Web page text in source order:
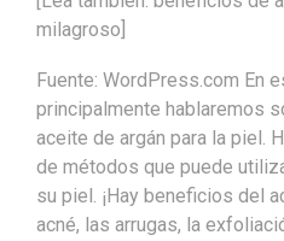
milagroso]
Fuente: WordPress.com En
principalmente hablaremos
aceite de argán para la piel.
de métodos que puede
su piel. ¡Hay beneficios del
acné, las arrugas, la